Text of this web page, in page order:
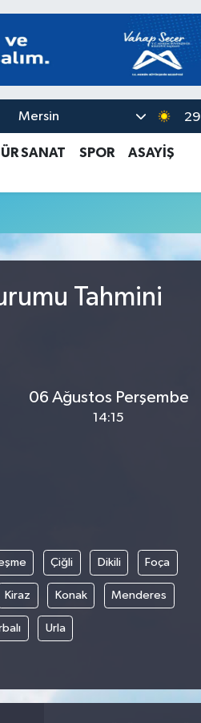
Mersin 29
SANAT SPOR
ASAYİŞ
Tahmini
06 Ağustos Perşembe
14:15
Çiğli Dikili Foça
Kiraz Konak Menderes
Urla